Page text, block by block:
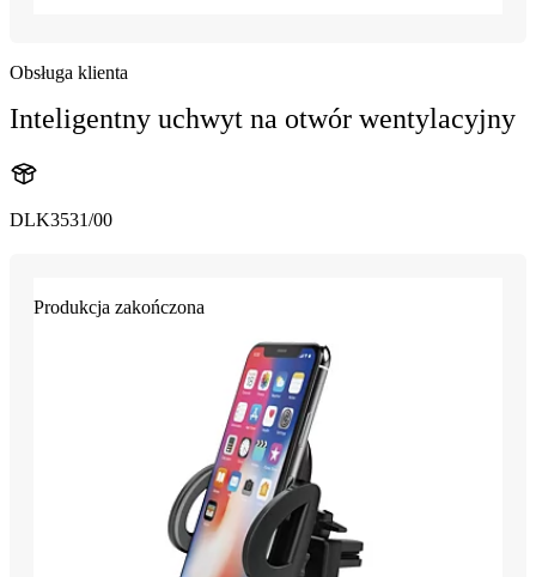
Obsługa klienta
Inteligentny uchwyt na otwór wentylacyjny
DLK3531/00
Produkcja zakończona